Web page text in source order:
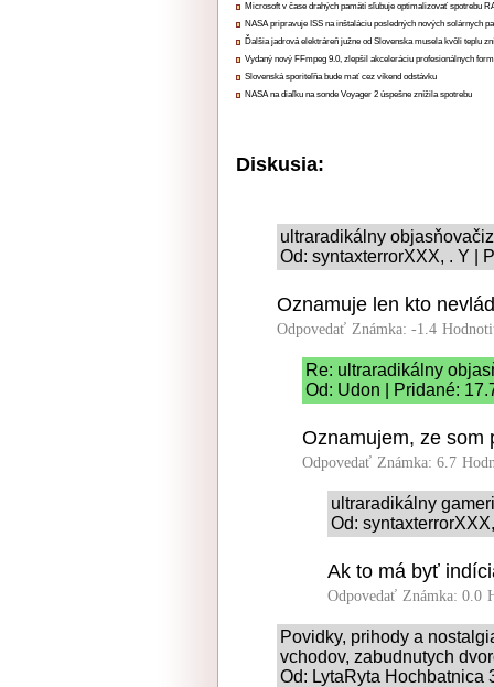
Microsoft v čase drahých pamätí sľubuje optimalizovať spotrebu
NASA pripravuje ISS na inštaláciu posledných nových solárnych
Ďalšia jadrová elektráreň južne od Slovenska musela kvôli teplu
Vydaný nový FFmpeg 9.0, zlepšil akceleráciu profesionálnych
Slovenská sporiteľňa bude mať cez víkend odstávku
NASA na diaľku na sonde Voyager 2 úspešne znížila spotrebu
Diskusia:
ultraradikálny
Od: syntaxterrorXXX, . Y |
Oznamuje len kto
Odpovedať Známka: -1.4
Re: ultraradikálny
Od: Udon | Pridané:
Oznamujem, ze som
Odpovedať Známka: 6.7
ultraradikálny
Od:
Ak to má byť
Odpovedať Známka: 0.0
Povidky, prihody a
vchodov, zabudnutych
Od: LytaRyta Hochbatnica